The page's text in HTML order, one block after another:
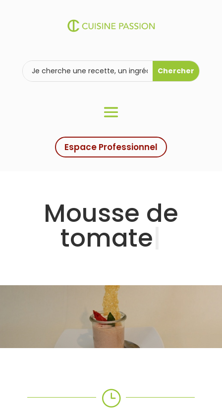
Espace Professionnel
Mousse de
tomate
}